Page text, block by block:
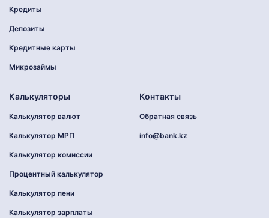
Кредиты
Депозиты
Кредитные карты
Микрозаймы
Калькуляторы
Калькулятор валют
Калькулятор МРП
Калькулятор комиссии
Процентный калькулятор
Калькулятор пени
Калькулятор зарплаты
Контакты
Обратная связь
info@bank.kz